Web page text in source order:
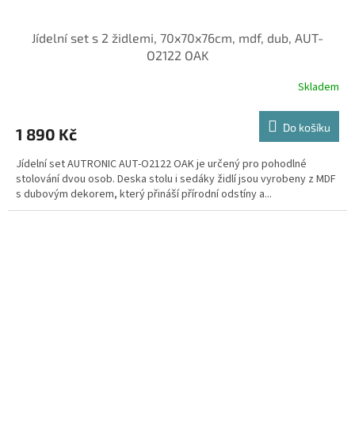
Jídelní set s 2 židlemi, 70x70x76cm, mdf, dub, AUT-
O2122 OAK
Skladem
1 890 Kč Do košíku
Jídelní set AUTRONIC AUT-O2122 OAK je určený pro pohodlné
stolování dvou osob. Deska stolu i sedáky židlí jsou vyrobeny z MDF
s dubovým dekorem, který přináší přírodní odstíny a...